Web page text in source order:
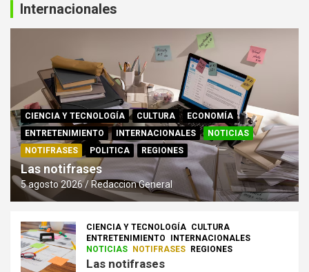
Internacionales
CIENCIA Y TECNOLOGÍA CULTURA
ECONOMÍA
ENTRETENIMIENTO
INTERNACIONALES
NOTICIAS
NOTIFRASES
POLITICA REGIONES
Las notifrases
5 agosto 2026 Redaccion General
CIENCIA Y TECNOLOGÍA CULTURA
ENTRETENIMIENTO
INTERNACIONALES
NOTICIAS
NOTIFRASES REGIONES
Las notifrases